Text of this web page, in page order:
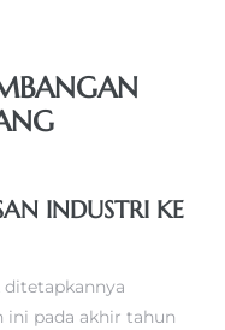
INDUSTRI KE
ditetapkannya
ini pada akhir tahun